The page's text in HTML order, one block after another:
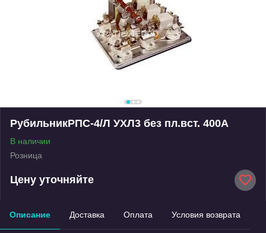
РубильникРПС-4/Л УХЛ3 без пл.вст. 400А
В наличии
Розница
Цену уточняйте
Описание Доставка Оплата Условия возврата